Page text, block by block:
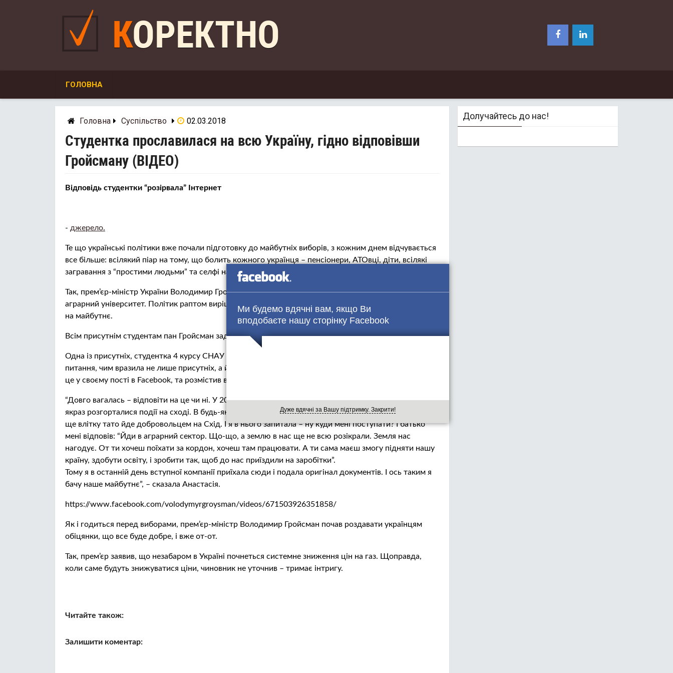
Ми будемо вдячні вам, якщо Ви
вподобаєте нашу сторінку Facebook
Дуже вдячні за Вашу підтримку. Закрити!
КОРЕКТНО
ГОЛОВНА
Головна Суспільство 02.03.2018
Студентка прославилася на всю Україну, гідно відповівши
Гройсману (ВІДЕО)
Відповідь студентки “розірвала” Інтернет
- джерело.
Те що українські політики вже почали підготовку до майбутніх виборів, з кожним днем відчувається
все більше: всілякий піар на тому, що болить кожного українця – пенсіонери, АТОвці, діти, всілякі
загравання з “простими людьми” та селфі на тлі “щасливих співвітчизників”.
Так, прем’єр-міністр України Володимир Гройсман нещодавно відвідав Сумський національний
аграрний університет. Політик раптом вирішив поспілкуватися зі студентами та дізнатися їхні плани
на майбутнє.
Всім присутнім студентам пан Гройсман задав одне питання: “Як ви бачите своє майбутнє?”.
Одна із присутніх, студентка 4 курсу СНАУ Анастасія Планіда гідно відповіла Гройсману на його
питання, чим вразила не лише присутніх, а й самого прем’єра. Принаймні, саме так він написав про
це у своєму пості в Facebook, та розмістив відповідне відео.
“Довго вагалась – відповіти на це чи ні. У 2014 році я подавала документи до сумського НАУ. Це
якраз розгорталися події на сході. В будь-якій родині, в якій є абітурієнти, це завжди нерви. А в мене
ще влітку тато йде добровольцем на Схід. І я в нього запитала – ну куди мені поступати? І батько
мені відповів: “Йди в аграрний сектор. Що-що, а землю в нас ще не всю розікрали. Земля нас
нагодує. От ти хочеш поїхати за кордон, хочеш там працювати. А ти сама маєш змогу підняти нашу
країну, здобути освіту, і зробити так, щоб до нас приїздили на заробітки”.
Тому я в останній день вступної компанії приїхала сюди і подала оригінал документів. І ось таким я
бачу наше майбутнє”, – сказала Анастасія.
https://www.facebook.com/volodymyrgroysman/videos/671503926351858/
Як і годиться перед виборами, прем’єр-міністр Володимир Гройсман почав роздавати українцям
обіцянки, що все буде добре, і вже от-от.
Так, прем’єр заявив, що незабаром в Україні почнеться системне зниження цін на газ. Щоправда,
коли саме будуть знижуватися ціни, чиновник не уточнив – тримає інтригу.
Читайте також:
Залишити коментар:
Долучайтесь до нас!